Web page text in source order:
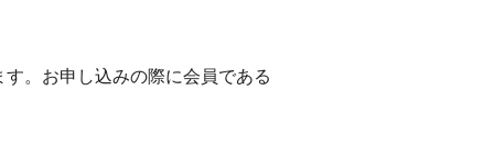
。お申し込みの際に会員である